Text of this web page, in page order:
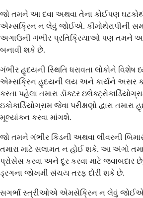
જો તમને આ દવા અથવા તેના કોઈપણ
એમ્સક્રિન ન લેવું જોઈએ. કીમોથેરાપીની
અગાઉની ગંભીર પ્રતિક્રિયાઓ પણ તમને આ
બનાવી શકે છે.
ગંભીર હૃદયની સ્થિતિ ધરાવતા લોકોને
એમ્સક્રિન હૃદયની લય અને કાર્યને અસર
કરતા પહેલા તમારા ડૉક્ટર
ઇકોકાર્ડિયોગ્રામ જેવા પરીક્ષણો દ્વારા
મૂલ્યાંકન કરવા માંગશે.
જો તમને ગંભીર કિડની અથવા લીવરની
તમારા માટે સલામત ન હોઈ શકે. આ અંગો
પ્રોસેસ કરવા અને દૂર કરવા માટે જવાબદાર છે,
ડ્રગના જોખમી સંચય તરફ દોરી શકે છે.
સગર્ભા સ્ત્રીઓએ એમસેક્રિન ન લેવું જોઈએ,